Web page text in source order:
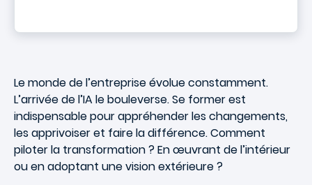
Le monde de l’entreprise évolue constamment.
L’arrivée de l’IA le bouleverse. Se former est
indispensable pour appréhender les changements,
les apprivoiser et faire la différence. Comment
piloter la transformation ? En œuvrant de l’intérieur
ou en adoptant une vision extérieure ?